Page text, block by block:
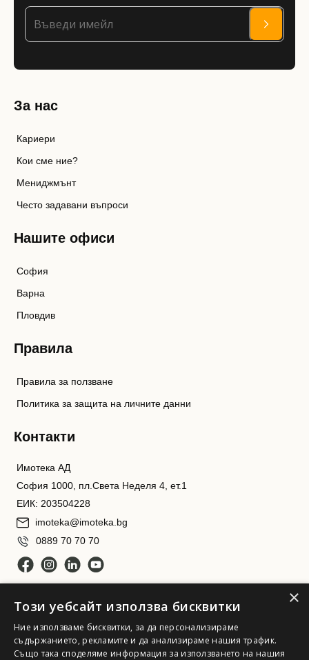
За нас
Кариери
Кои сме ние?
Мениджмънт
Често задавани въпроси
Нашите офиси
София
Варна
Пловдив
Правила
Правила за ползване
Политика за защита на личните данни
Контакти
Имотека АД
София 1000, пл.Света Неделя 4, ет.1
ЕИК: 203504228
imoteka@imoteka.bg
0889 70 70 70
×
Този уебсайт използва бисквитки
Ние използваме бисквитки, за да персонализираме
съдържанието, рекламите и да анализираме нашия трафик.
Също така споделяме информация за използването на нашия